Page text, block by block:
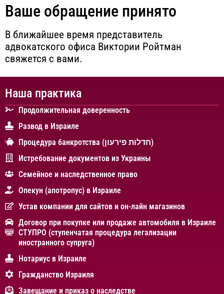
Ваше обращение принято
В ближайшее время представитель
адвокатского офиса Виктории Ройтман
свяжется с вами.
Наша практика
Продолжительная доверенность
Развод в Израиле
Процедура банкротства (חדלות פירעון)
Истребование документов из Украины
Cемейное и наследственное право
Опекун (апотропус) в Израиле
Устав компании для сайтов и он-лайн магазинов
Договор при покупке или продаже автомобиля в Израиле
СТУПРО (ступенчатая процедура легализации
иностранного супруга)
Нотариус в Израиле
Гражданство Израиля
Завещание и приказ о наследстве